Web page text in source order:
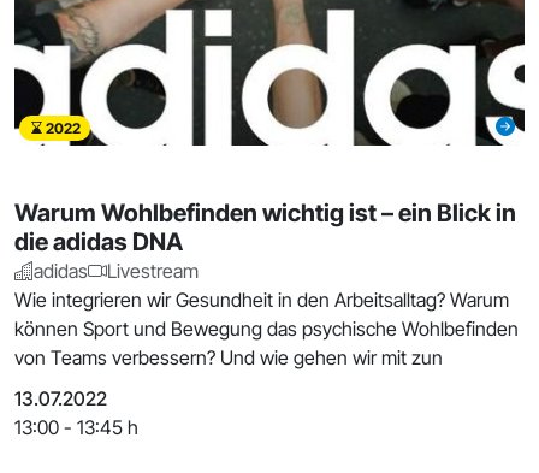
2022
Warum Wohlbefinden wichtig ist – ein Blick in
die adidas DNA
adidas
Livestream
Wie integrieren wir Gesundheit in den Arbeitsalltag? Warum
können Sport und Bewegung das psychische Wohlbefinden
von Teams verbessern? Und wie gehen wir mit zun
13.07.2022
13:00 - 13:45 h